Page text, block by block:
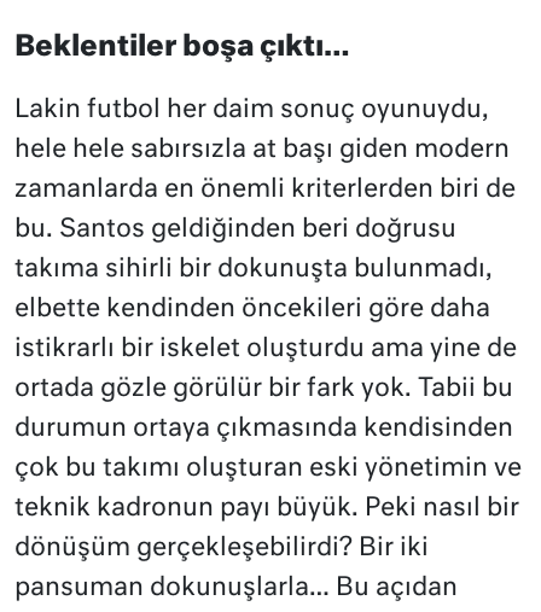
Beklentiler boşa çıktı…
Lakin futbol her daim sonuç oyunuydu,
hele hele sabırsızla at başı giden modern
zamanlarda en önemli kriterlerden biri de
bu. Santos geldiğinden beri doğrusu
takıma sihirli bir dokunuşta bulunmadı,
elbette kendinden öncekileri göre daha
istikrarlı bir iskelet oluşturdu ama yine de
ortada gözle görülür bir fark yok. Tabii bu
durumun ortaya çıkmasında kendisinden
çok bu takımı oluşturan eski yönetimin ve
teknik kadronun payı büyük. Peki nasıl bir
dönüşüm gerçekleşebilirdi? Bir iki
pansuman dokunuşlarla… Bu açıdan